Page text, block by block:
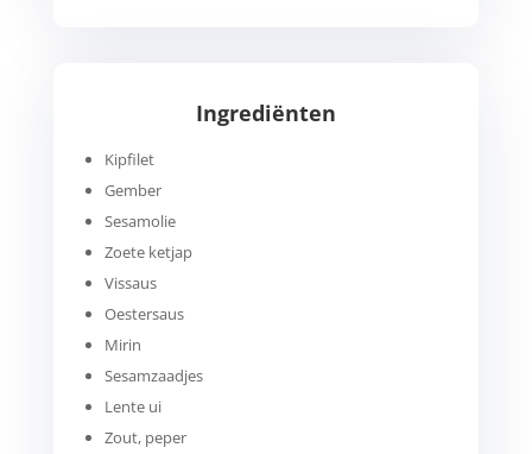
Ingrediënten
Kipfilet
Gember
Sesamolie
Zoete ketjap
Vissaus
Oestersaus
Mirin
Sesamzaadjes
Lente ui
Zout, peper